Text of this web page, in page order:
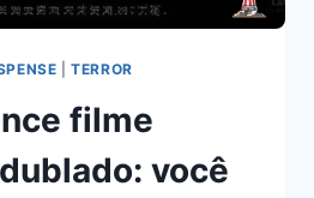
|TERROR
filme
você